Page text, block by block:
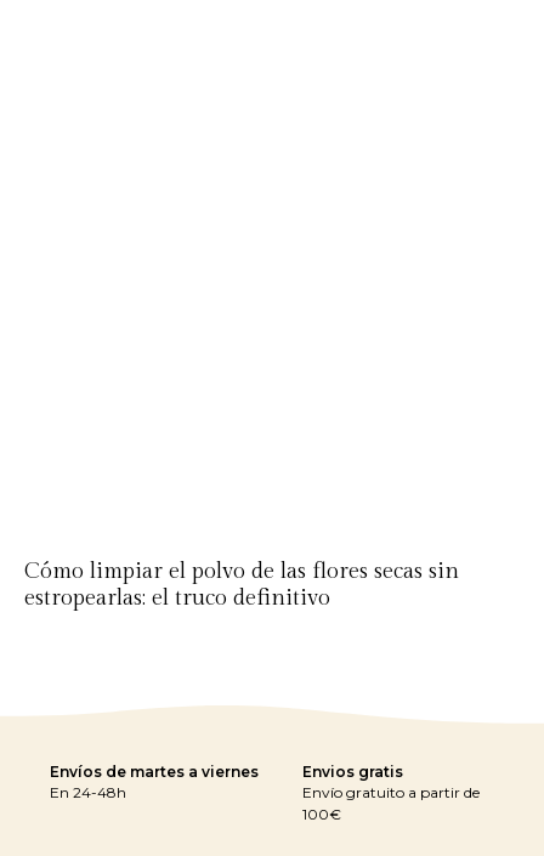
Cómo limpiar el polvo de las flores secas sin
estropearlas: el truco definitivo
Envíos de martes a viernes
En 24-48h
Envios gratis
Envío gratuito a partir de
100€